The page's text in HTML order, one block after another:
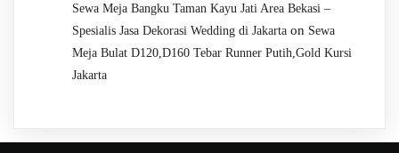
Sewa Meja Bangku Taman Kayu Jati Area Bekasi –
Spesialis Jasa Dekorasi Wedding di Jakarta on Sewa
Meja Bulat D120,D160 Tebar Runner Putih,Gold Kursi
Jakarta